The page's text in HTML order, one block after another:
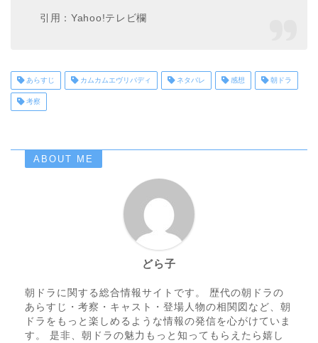
引用：Yahoo!テレビ欄
あらすじ カムカムエヴリバディ ネタバレ 感想 朝ドラ
考察
ABOUT ME
どら子
朝ドラに関する総合情報サイトです。 歴代の朝ドラの
あらすじ・考察・キャスト・登場人物の相関図など、朝
ドラをもっと楽しめるような情報の発信を心がけていま
す。 是非、朝ドラの魅力もっと知ってもらえたら嬉し